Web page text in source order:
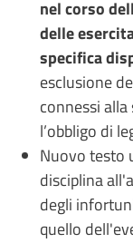
nel corso
delle
specifica
esclusione
connessi
l’obbligo di
Nuovo testo
disciplina
degli
quello